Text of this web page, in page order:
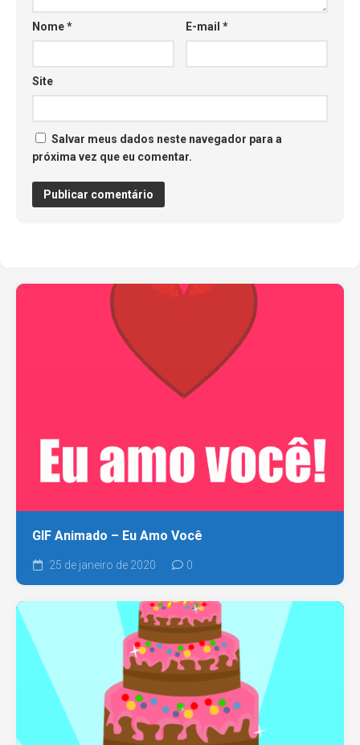
Nome* E-mail*
Site
Salvar meus dados neste navegador para a
próxima vez que eu comentar.
GIF Animado – Eu Amo Você
25 de janeiro de 2020 0